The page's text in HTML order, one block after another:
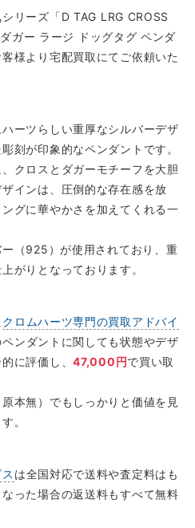
リーズ「D TAG LRG CROSS
ガー ラージ ドッグタグ ペンダ
様より宅配買取にてご依頼いた
ーツらしい重厚なシルバーデザ
刻が印象的なペンダントです。
クロスとダガーモチーフを大胆
インは、圧倒的な存在感を放
グに華やかさを加えてくれる一
（925）が使用されており、重
がりとなっております。
クロムハーツ専門の買取アドバイ
ンダントに関しても状態やデザ
に評価し、47,000円で買い取
本無）でもしっかりと価値を見
。
は全国対応で送料や査定料はも
った場合の返送料もすべて無料